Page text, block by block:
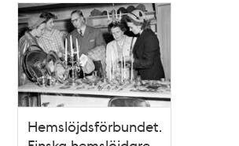
Hemslöjdsförbundet.